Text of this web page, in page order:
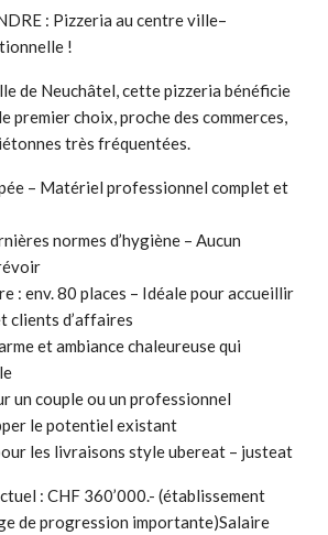
: Pizzeria au centre ville–
!
de Neuchâtel, cette pizzeria bénéficie
premier choix, proche des commerces,
très fréquentées.
– Matériel professionnel complet et
normes d’hygiène – Aucun
: env. 80 places – Idéale pour accueillir
clients d’affaires
et ambiance chaleureuse qui
un couple ou un professionnel
le potentiel existant
les livraisons style ubereat – justeat
: CHF 360’000.- (établissement
de progression importante)Salaire